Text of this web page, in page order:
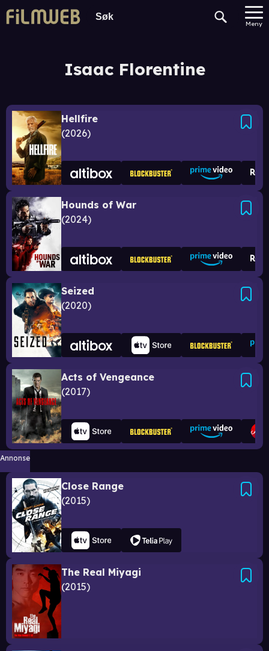
Meny
Isaac Florentine
Hellfire
2026
Hounds of War
2024
Seized
2020
Acts of Vengeance
2017
Annonse
Close Range
2015
The Real Miyagi
2015